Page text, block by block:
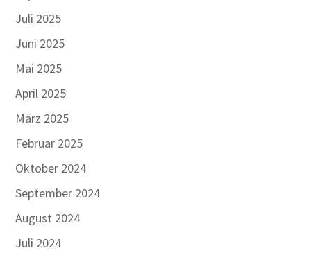
Juli 2025
Juni 2025
Mai 2025
April 2025
März 2025
Februar 2025
Oktober 2024
September 2024
August 2024
Juli 2024